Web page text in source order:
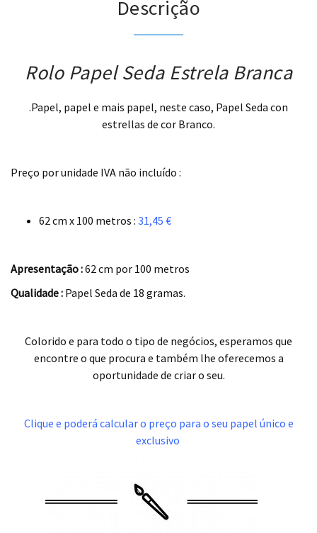
Descrição
Rolo Papel Seda Estrela Branca
.Papel, papel e mais papel, neste caso, Papel Seda con
estrellas de cor Branco.
Preço por unidade IVA não incluído :
62 cm x 100 metros : 31,45 €
Apresentação :62 cm por 100 metros
Qualidade : Papel Seda de 18 gramas.
Colorido e para todo o tipo de negócios, esperamos que
encontre o que procura e também lhe oferecemos a
oportunidade de criar o seu.
Clique e poderá calcular o preço para o seu papel único e
exclusivo